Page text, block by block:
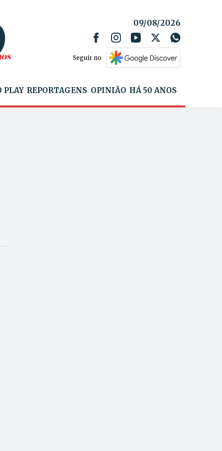
09/08/2026
Seguir no
PLAY REPORTAGENS OPINIÃO HÁ 50 ANOS